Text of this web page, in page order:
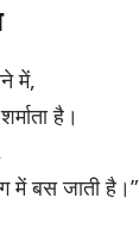
में,
है।
में बस जाती है।”